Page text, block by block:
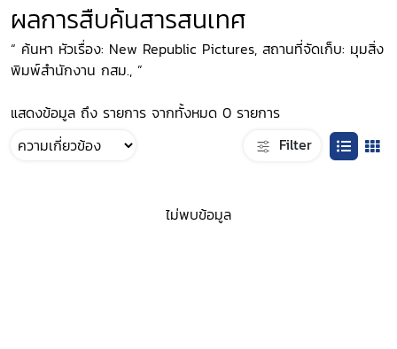
ผลการสืบค้นสารสนเทศ
“ ค้นหา หัวเรื่อง: New Republic Pictures, สถานที่จัดเก็บ: มุมสิ่ง
พิมพ์สำนักงาน กสม., ”
แสดงข้อมูล ถึง รายการ จากทั้งหมด 0 รายการ
Filter
ไม่พบข้อมูล